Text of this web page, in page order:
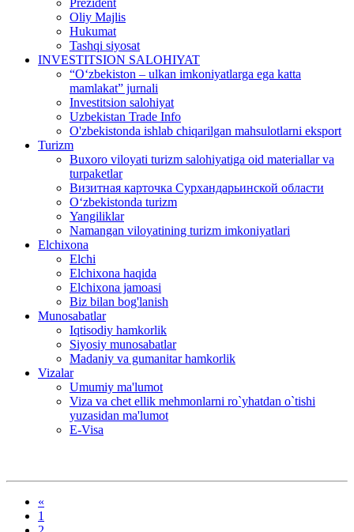
Prezident
Oliy Majlis
Hukumat
Tashqi siyosat
INVESTITSION SALOHIYAT
“Oʻzbekiston – ulkan imkoniyatlarga ega katta
mamlakat” jurnali
Investitsion salohiyat
Uzbekistan Trade Info
O'zbekistonda ishlab chiqarilgan mahsulotlarni eksport
Turizm
Buxoro viloyati turizm salohiyatiga oid materiallar va
turpaketlar
Визитная карточка Сурхандарьинской области
Oʻzbekistonda turizm
Yangiliklar
Namangan viloyatining turizm imkoniyatlari
Elchixona
Elchi
Elchixona haqida
Elchixona jamoasi
Biz bilan bog'lanish
Munosabatlar
Iqtisodiy hamkorlik
Siyosiy munosabatlar
Madaniy va gumanitar hamkorlik
Vizalar
Umumiy ma'lumot
Viza va chet ellik mehmonlarni ro`yhatdan o`tishi
yuzasidan ma'lumot
E-Visa
«
1